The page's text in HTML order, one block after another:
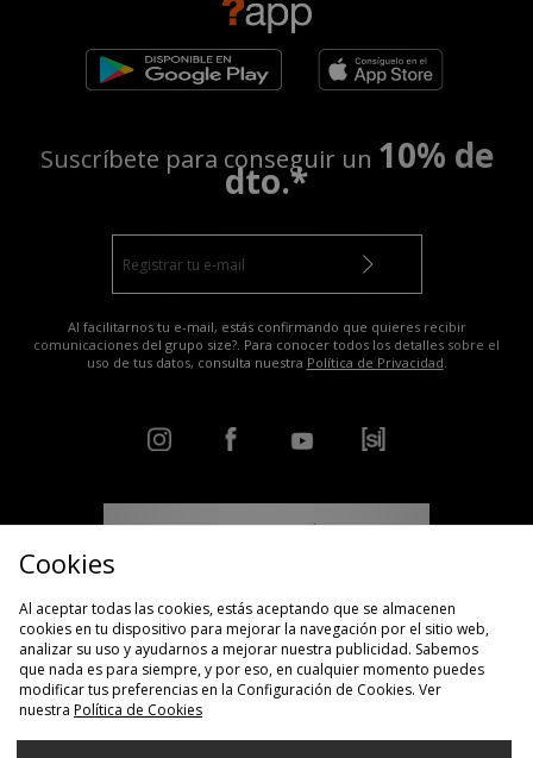
Suscríbete para conseguir un 10% de
dto.*
Al facilitarnos tu e-mail, estás confirmando que quieres recibir
comunicaciones del grupo size?. Para conocer todos los detalles sobre el
uso de tus datos, consulta nuestra Política de Privacidad.
ENCUENTRA TU TIENDA MÁS CERCANA
Ver el estado de mi pedido
Guía de tallas
Envío y Devoluciones
Empresa Programa de afiliación
Términos & Condiciones Politica de privacidad
Cookies
Cookies
Al aceptar todas las cookies, estás aceptando que se almacenen
cookies en tu dispositivo para mejorar la navegación por el sitio web,
analizar su uso y ayudarnos a mejorar nuestra publicidad. Sabemos
que nada es para siempre, y por eso, en cualquier momento puedes
modificar tus preferencias en la Configuración de Cookies. Ver
nuestra Política de Cookies